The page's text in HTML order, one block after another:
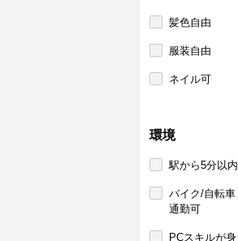
髪色自由
服装自由
ネイル可
環境
駅から5分以内
バイク/自転車
通勤可
PCスキルが身